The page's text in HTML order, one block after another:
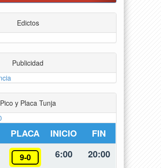
Edictos
Publicidad
Pico y Placa Tunja
PLACA INICIO FIN
9-0 6:00 20:00